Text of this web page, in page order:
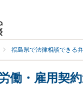
福島県で法律相談できる
働・雇用契